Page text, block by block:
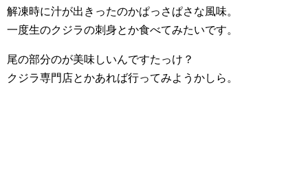
解凍時に汁が出きったのかぱっさぱさな風味。
一度生のクジラの刺身とか食べてみたいです。
尾の部分のが美味しいんですたっけ？
クジラ専門店とかあれば行ってみようかしら。